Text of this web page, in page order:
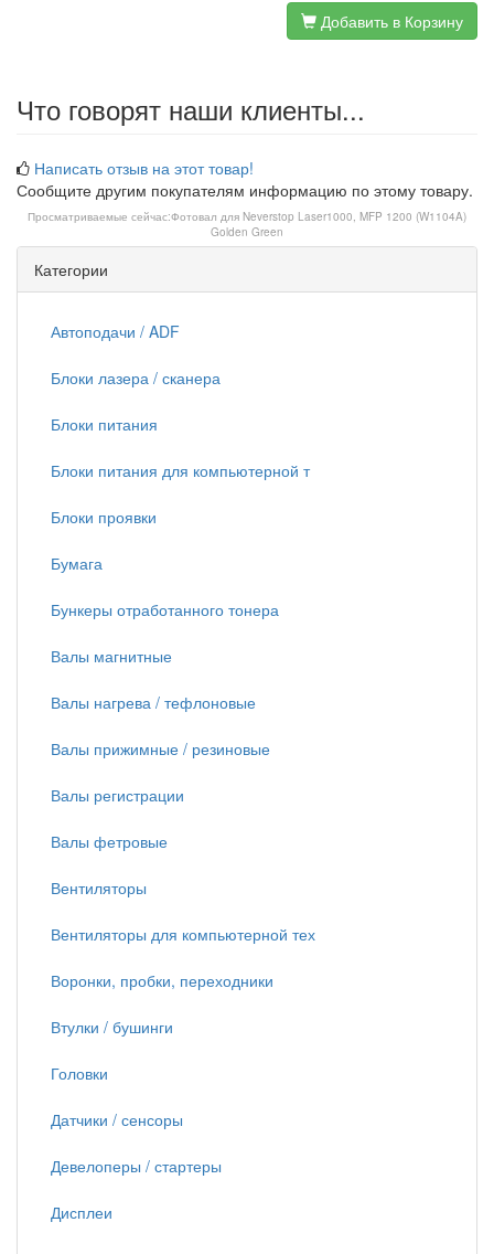
Добавить в Корзину
Что говорят наши клиенты...
Написать отзыв на этот товар!
Сообщите другим покупателям информацию по этому товару.
Просматриваемые сейчас:Фотовал для Neverstop Laser1000, MFP 1200 (W1104A)
Golden Green
Категории
Автоподачи / ADF
Блоки лазера / сканера
Блоки питания
Блоки питания для компьютерной т
Блоки проявки
Бумага
Бункеры отработанного тонера
Валы магнитные
Валы нагрева / тефлоновые
Валы прижимные / резиновые
Валы регистрации
Валы фетровые
Вентиляторы
Вентиляторы для компьютерной тех
Воронки, пробки, переходники
Втулки / бушинги
Головки
Датчики / сенсоры
Девелоперы / стартеры
Дисплеи